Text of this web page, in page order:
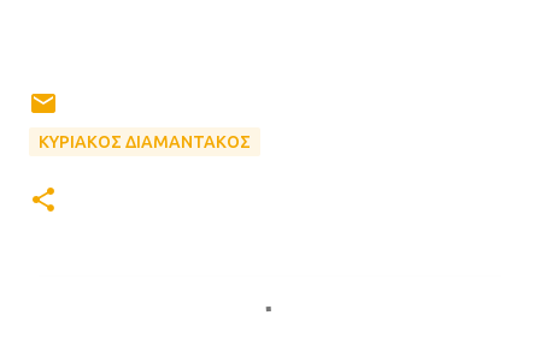
ΚΥΡΙΑΚΟΣ ΔΙΑΜΑΝΤΑΚΟΣ